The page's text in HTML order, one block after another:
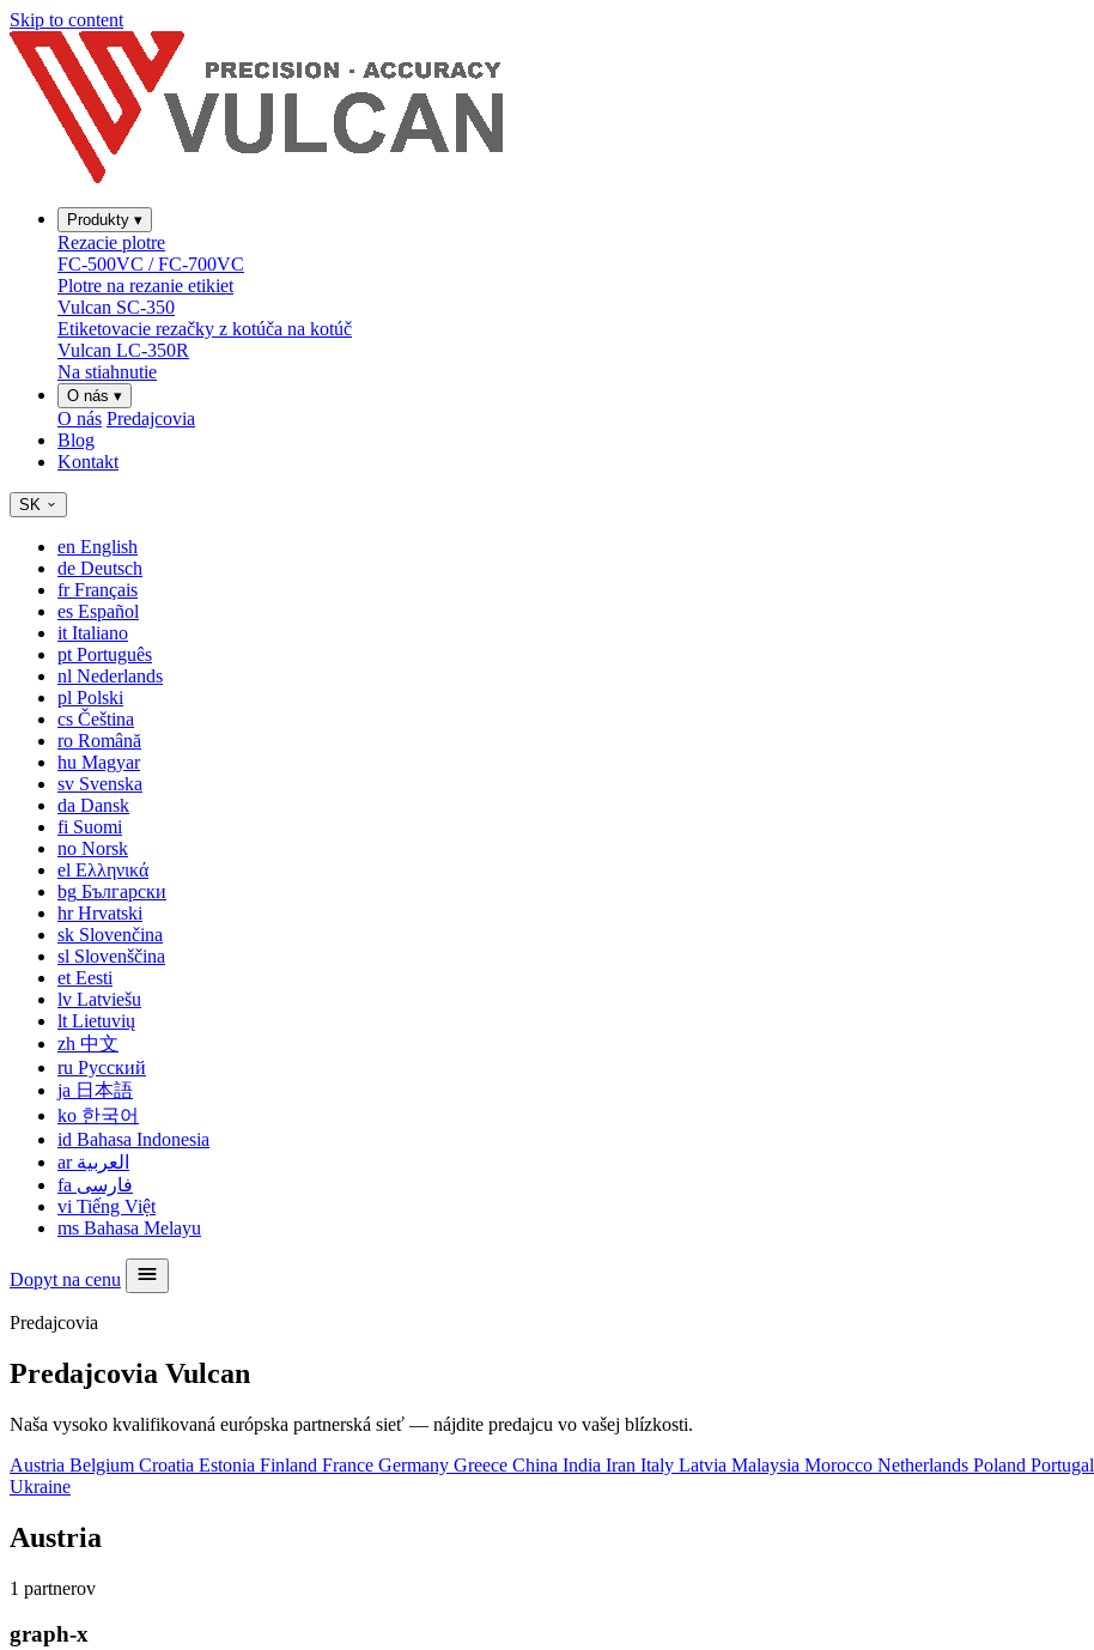
Skip to content
Produkty ▾
Rezacie plotre
FC-500VC / FC-700VC
Plotre na rezanie etikiet
Vulcan SC-350
Etiketovacie rezačky z kotúča na kotúč
Vulcan LC-350R
Na stiahnutie
O nás ▾
O nás Predajcovia
Blog
Kontakt
SK
en English
de Deutsch
frFrançais
es Español
it Italiano
pt Português
nl Nederlands
pl Polski
cs Čeština
ro Română
hu Magyar
sv Svenska
da Dansk
fi Suomi
no Norsk
el Ελληνικά
bg Български
hrHrvatski
sk Slovenčina
sl Slovenščina
et Eesti
lv Latviešu
lt Lietuvių
zh 中文
ru Русский
ja 日本語
ko 한국어
id Bahasa Indonesia
ar العربية
fa فارسی
vi Tiếng Việt
ms Bahasa Melayu
Dopyt na cenu
Predajcovia
Predajcovia Vulcan
Naša vysoko kvalifikovaná európska partnerská sieť — nájdite predajcu vo vašej blízkosti.
Austria Belgium Croatia Estonia Finland France Germany Greece China India Iran Italy Latvia Malaysia Morocco Netherlands Poland Portugal
Ukraine
Austria
1 partnerov
graph-x